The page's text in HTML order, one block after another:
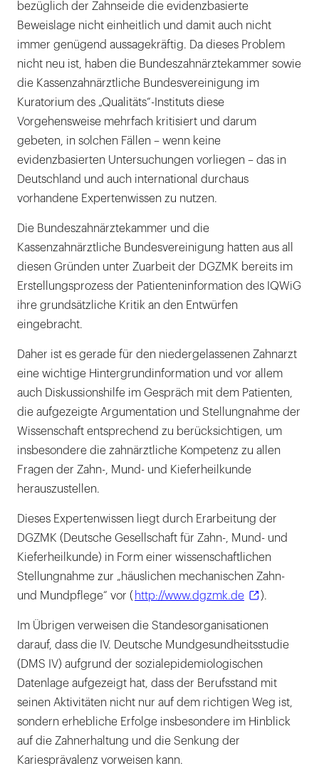
bezüglich der Zahnseide die evidenzbasierte
Beweislage nicht einheitlich und damit auch nicht
immer genügend aussagekräftig. Da dieses Problem
nicht neu ist, haben die Bundeszahnärztekammer sowie
die Kassenzahnärztliche Bundesvereinigung im
Kuratorium des „Qualitäts“-Instituts diese
Vorgehensweise mehrfach kritisiert und darum
gebeten, in solchen Fällen – wenn keine
evidenzbasierten Untersuchungen vorliegen – das in
Deutschland und auch international durchaus
vorhandene Expertenwissen zu nutzen.
Die Bundeszahnärztekammer und die
Kassenzahnärztliche Bundesvereinigung hatten aus all
diesen Gründen unter Zuarbeit der DGZMK bereits im
Erstellungsprozess der Patienteninformation des IQWiG
ihre grundsätzliche Kritik an den Entwürfen
eingebracht.
Daher ist es gerade für den niedergelassenen Zahnarzt
eine wichtige Hintergrundinformation und vor allem
auch Diskussionshilfe im Gespräch mit dem Patienten,
die aufgezeigte Argumentation und Stellungnahme der
Wissenschaft entsprechend zu berücksichtigen, um
insbesondere die zahnärztliche Kompetenz zu allen
Fragen der Zahn-, Mund- und Kieferheilkunde
herauszustellen.
Dieses Expertenwissen liegt durch Erarbeitung der
DGZMK (Deutsche Gesellschaft für Zahn-, Mund- und
Kieferheilkunde) in Form einer wissenschaftlichen
Stellungnahme zur „häuslichen mechanischen Zahn-
und Mundpflege“ vor ( http://www.dgzmk.de ).
Im Übrigen verweisen die Standesorganisationen
darauf, dass die IV. Deutsche Mundgesundheitsstudie
(DMS IV) aufgrund der sozialepidemiologischen
Datenlage aufgezeigt hat, dass der Berufsstand mit
seinen Aktivitäten nicht nur auf dem richtigen Weg ist,
sondern erhebliche Erfolge insbesondere im Hinblick
auf die Zahnerhaltung und die Senkung der
Kariesprävalenz vorweisen kann.